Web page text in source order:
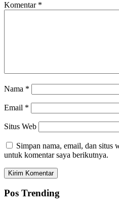
Komentar *
Nama *
Email *
Situs Web
Simpan nama, email, dan situs
untuk komentar saya berikutnya.
Pos Trending